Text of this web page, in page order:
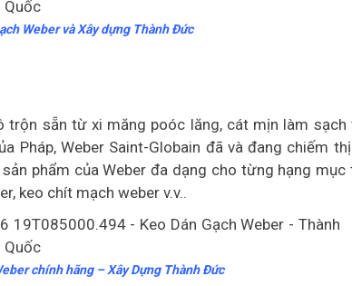
Weber và Xây dựng Thành Đức
trộn sẵn từ xi măng poóc lăng, cát mịn làm sạch
Pháp, Weber Saint-Globain đã và đang chiếm
phẩm của Weber đa dạng cho từng hạng
keo chít mạch weber v.v..
chính hãng – Xây Dựng Thành Đức